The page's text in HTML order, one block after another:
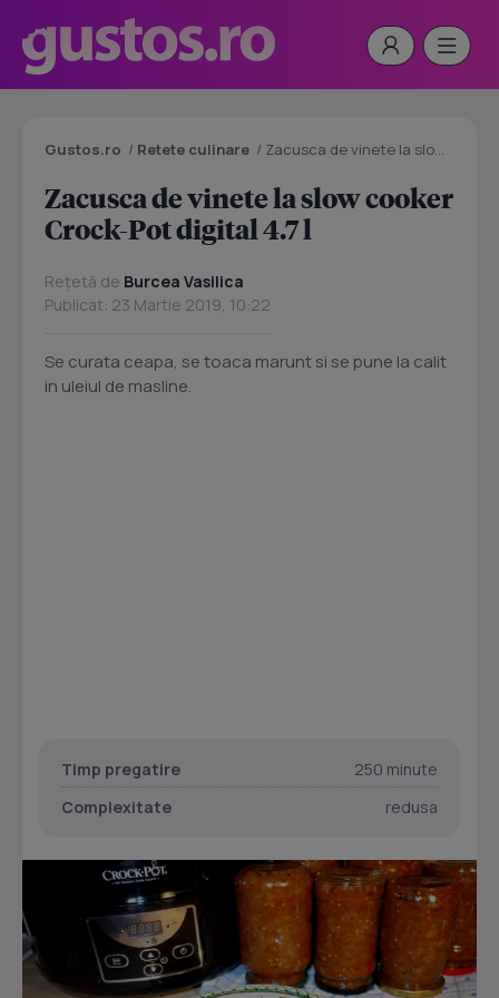
Gustos.ro / Retete culinare / Zacusca de vinete la slow cooker Crock-Pot digital 4.7 l
Zacusca de vinete la slow cooker
Crock-Pot digital 4.7 l
Rețetă de Burcea Vasilica
Publicat: 23 Martie 2019, 10:22
Se curata ceapa, se toaca marunt si se pune la calit
in uleiul de masline.
Timp pregatire
250 minute
Complexitate
redusa